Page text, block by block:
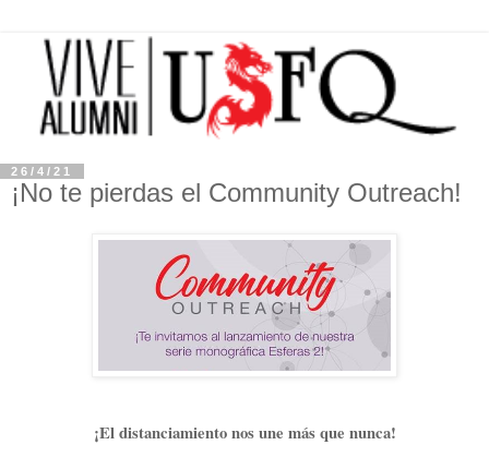
26/4/21
¡No te pierdas el Community Outreach!
¡El distanciamiento nos une más que nunca!